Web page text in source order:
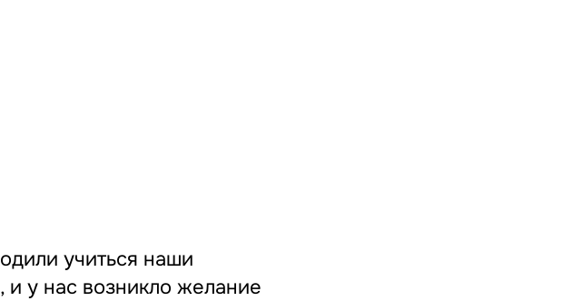
учиться наши
и у нас возникло желание